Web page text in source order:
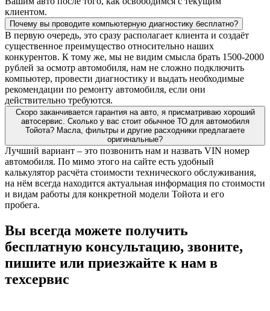
клиентом.
Почему вы проводите компьютерную диагностику бесплатно?
В первую очередь, это сразу располагает клиента и создаёт
существенное преимущество относительно наших
конкурентов. К тому же, мы не видим смысла брать 1500-2000
рублей за осмотр автомобиля, нам не сложно подключить
компьютер, провести диагностику и выдать необходимые
рекомендации по ремонту автомобиля, если они
действительно требуются.
Скоро заканчивается гарантия на авто, я присматриваю хороший
автосервис. Сколько у вас стоит обычное ТО для автомобиля
Тойота? Масла, фильтры и другие расходники предлагаете
оригинальные?
Лучший вариант – это позвонить нам и назвать VIN номер
автомобиля. По мимо этого на сайте есть удобный
калькулятор расчёта стоимости технического обслуживания,
на нём всегда находится актуальная информация по стоимости
и видам работы для конкретной модели Тойота и его
пробега.
Вы всегда можете получить
бесплатную консультацию, звоните,
пишите или приезжайте к нам в
техсервис